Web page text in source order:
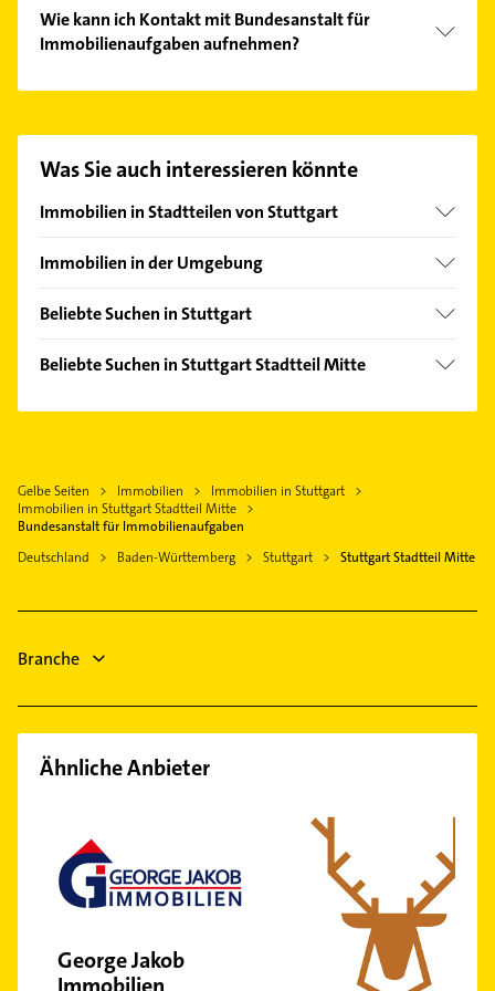
Wie kann ich Kontakt mit Bundesanstalt für
Immobilienaufgaben aufnehmen?
passenden Kontaktmöglichkeiten wie Adresse oder
Hier finden Sie alleKontaktdaten
Was Sie auch interessieren könnte
Immobilien in Stadtteilen von Stuttgart
Asemwald
Bergheim
Degerloch
Feuerbach
Kaltental
Möhringen
Nord
Riedenberg
Sonnenberg
Untertürkheim
Vaihingen
Wangen
Zuffenhausen
Immobilien in der Umgebung
Fellbach
Ostfildern
Leinfelden-Echterdingen
Ditzingen
Filderstadt
Beliebte Suchen in Stuttgart
Bauunternehmen
Logopädie
Allgemeinarzt
Beliebte Suchen in Stuttgart Stadtteil Mitte
Arzt
Fensterbauer
Fenster
Elektro Reparatur
Gelbe Seiten Immobilien
Immobilien in Stuttgart
Immobilien in Stuttgart Stadtteil Mitte
Bundesanstalt für Immobilienaufgaben
Deutschland
Baden-Württemberg Stuttgart Stuttgart Stadtteil Mitte
Branche
Ähnliche Anbieter
George Jakob